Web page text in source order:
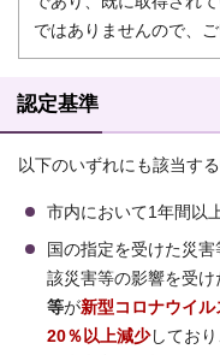
ではありませんので、ご
認定基準
以下のいずれにも該当す
市内において1年間以
国の指定を受けた災
該災害等の影響を受
等が新型コロナウイ
20％以上減少しており